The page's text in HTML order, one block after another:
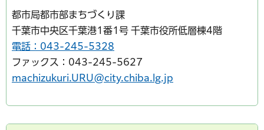
都市局都市部まちづくり課
千葉市中央区千葉港1番1号 千葉市役所低層棟4階
電話：043-245-5328
ファックス：043-245-5627
machizukuri.URU@city.chiba.lg.jp